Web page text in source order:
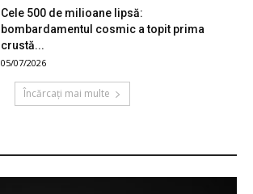
Cele 500 de milioane lipsă:
bombardamentul cosmic a topit prima
crustă...
05/07/2026
Încărcați mai multe